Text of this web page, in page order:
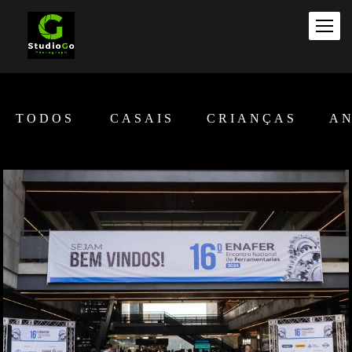
TODOS CASAIS CRIANÇAS